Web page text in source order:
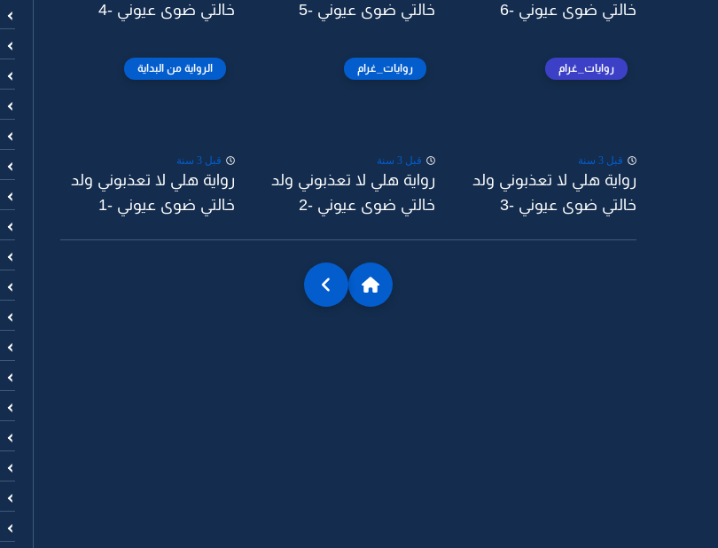
خالتي ضوى عيوني -6
خالتي ضوى عيوني -5
خالتي ضوى عيوني -4
روايات_غرام
قبل 3 سنة
رواية هلي لا تعذبوني ولد
خالتي ضوى عيوني -3
روايات_غرام
قبل 3 سنة
رواية هلي لا تعذبوني ولد
خالتي ضوى عيوني -2
الرواية من البداية
قبل 3 سنة
رواية هلي لا تعذبوني ولد
خالتي ضوى عيوني -1